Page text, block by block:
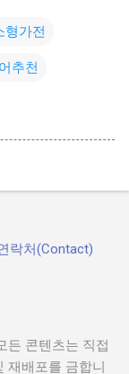
형가전
추천
락처(Contact)
든 콘텐츠는 직접
재배포를 금합니